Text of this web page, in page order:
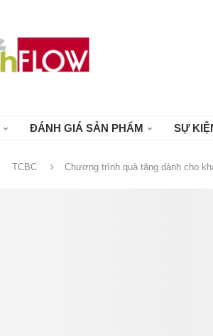
ĐÁNH GIÁ SẢN PHẨM SỰ
TCBC Chương trình quà tặng dành cho